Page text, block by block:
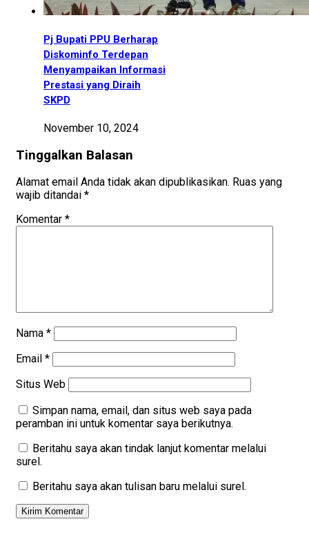
Pj Bupati PPU Berharap
Diskominfo Terdepan
Menyampaikan Informasi
Prestasi yang Diraih
SKPD
November 10, 2024
Tinggalkan Balasan
Alamat email Anda tidak akan dipublikasikan. Ruas yang
wajib ditandai *
Komentar *
Nama *
Email *
Situs Web
Simpan nama, email, dan situs web saya pada
peramban ini untuk komentar saya berikutnya.
Beritahu saya akan tindak lanjut komentar melalui
surel.
Beritahu saya akan tulisan baru melalui surel.